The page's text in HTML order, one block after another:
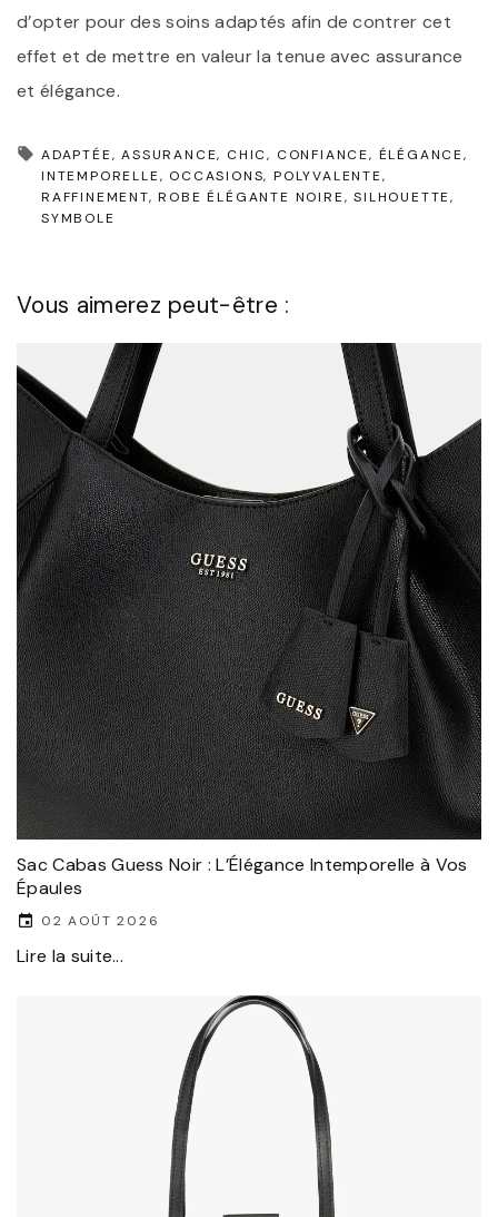
d’opter pour des soins adaptés afin de contrer cet
effet et de mettre en valeur la tenue avec assurance
et élégance.
ADAPTÉE ASSURANCE CHIC CONFIANCE ÉLÉGANCE
INTEMPORELLE
OCCASIONS POLYVALENTE
RAFFINEMENT ROBE ÉLÉGANTE NOIRE
SILHOUETTE
SYMBOLE
Vous aimerez peut-être :
Sac Cabas Guess Noir : L’Élégance Intemporelle à Vos
Épaules
02 AOÛT 2026
Lire la suite...